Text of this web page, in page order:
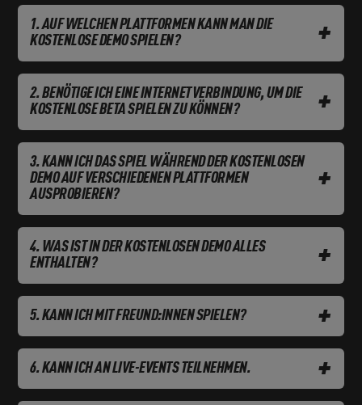
AUF WELCHEN PLATTFORMEN KANN MAN DIE
KOSTENLOSE DEMO SPIELEN?
+
BENÖTIGE ICH EINE INTERNETVERBINDUNG, UM DIE
KOSTENLOSE BETA SPIELEN ZU KÖNNEN?
+
KANN ICH DAS SPIEL WÄHREND DER KOSTENLOSEN
DEMO AUF VERSCHIEDENEN PLATTFORMEN
AUSPROBIEREN?
+
WAS IST IN DER KOSTENLOSEN DEMO ALLES
ENTHALTEN?
+
KANN ICH MIT FREUND:INNEN SPIELEN? +
KANN ICH AN LIVE-EVENTS TEILNEHMEN. +